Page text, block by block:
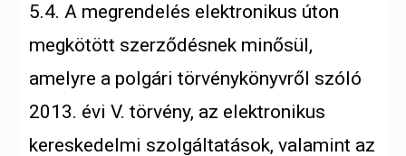
5.4. A megrendelés elektronikus úton
megkötött szerződésnek minősül,
amelyre a polgári törvénykönyvről szóló
2013. évi V. törvény, az elektronikus
kereskedelmi szolgáltatások, valamint az